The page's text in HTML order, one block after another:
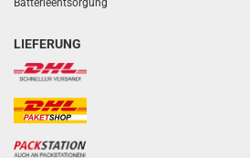
Batterieentsorgung
LIEFERUNG